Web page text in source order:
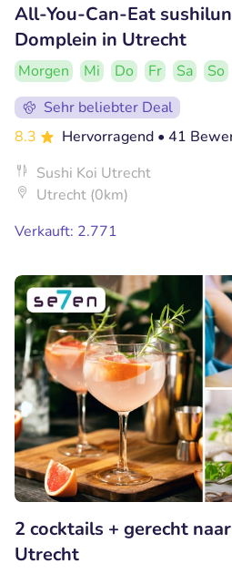
All-You-Can-Eat
Domplein in Utrecht
Morgen Mi Do Fr Sa
So
Sehr beliebter Deal
8.3
Hervorragend • 41
Sushi Koi Utrecht
Utrecht (0km)
Verkauft: 2.771
2 cocktails + gerecht
Utrecht